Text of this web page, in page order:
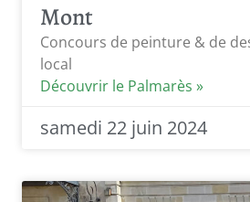
Mont
Concours de peinture & de
local
Découvrir le Palmarès »
samedi 22 juin 2024